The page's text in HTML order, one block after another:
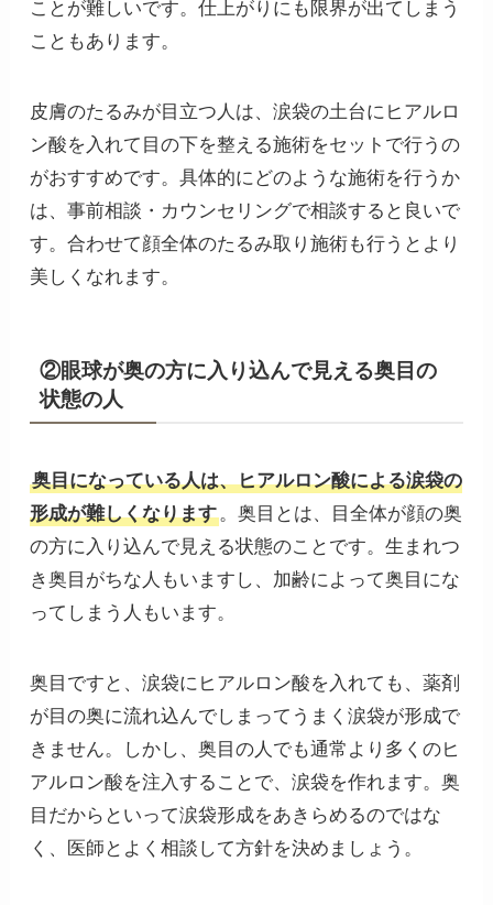
ことが難しいです。仕上がりにも限界が出てしまう
こともあります。
皮膚のたるみが目立つ人は、涙袋の土台にヒアルロ
ン酸を入れて目の下を整える施術をセットで行うの
がおすすめです。具体的にどのような施術を行うか
は、事前相談・カウンセリングで相談すると良いで
す。合わせて顔全体のたるみ取り施術も行うとより
美しくなれます。
②眼球が奥の方に入り込んで見える奥目の
状態の人
奥目になっている人は、ヒアルロン酸による涙袋の
形成が難しくなります。奥目とは、目全体が顔の奥
の方に入り込んで見える状態のことです。生まれつ
き奥目がちな人もいますし、加齢によって奥目にな
ってしまう人もいます。
奥目ですと、涙袋にヒアルロン酸を入れても、薬剤
が目の奥に流れ込んでしまってうまく涙袋が形成で
きません。しかし、奥目の人でも通常より多くのヒ
アルロン酸を注入することで、涙袋を作れます。奥
目だからといって涙袋形成をあきらめるのではな
く、医師とよく相談して方針を決めましょう。